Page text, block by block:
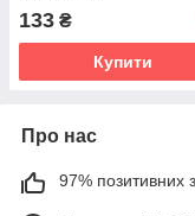
133 ₴
Купити
Про нас
97% позитивних з